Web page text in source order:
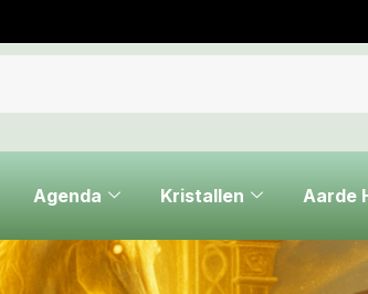
Agenda Kristallen Aarde